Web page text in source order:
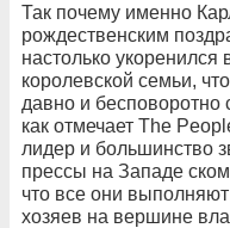
Так почему именно
рождественским
настолько укоренился
королевской семьи,
давно и бесповоротно
как отмечает The
лидер и большинство
прессы на Западе
что все они
хозяев на вершине